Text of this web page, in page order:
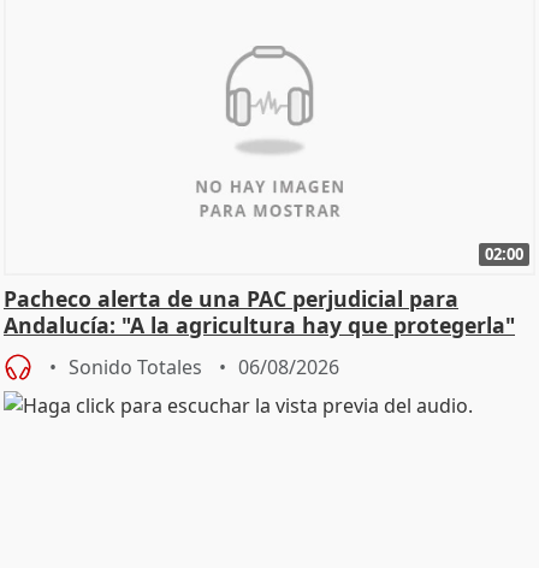
02:00
Pacheco alerta de una PAC perjudicial para
Andalucía: "A la agricultura hay que protegerla"
Sonido Totales 06/08/2026